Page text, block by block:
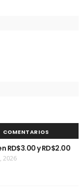
COMENTARIOS
RD$3.00 y RD$2.00
2026